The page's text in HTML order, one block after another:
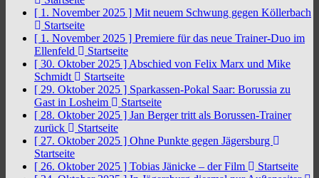
[ 1. November 2025 ] Mit neuem Schwung gegen Köllerbach
Startseite
[ 1. November 2025 ] Premiere für das neue Trainer-Duo im
Ellenfeld
Startseite
[ 30. Oktober 2025 ] Abschied von Felix Marx und Mike
Schmidt
Startseite
[ 29. Oktober 2025 ] Sparkassen-Pokal Saar: Borussia zu
Gast in Losheim
Startseite
[ 28. Oktober 2025 ] Jan Berger tritt als Borussen-Trainer
zurück
Startseite
[ 27. Oktober 2025 ] Ohne Punkte gegen Jägersburg
Startseite
[ 26. Oktober 2025 ] Tobias Jänicke – der Film
Startseite